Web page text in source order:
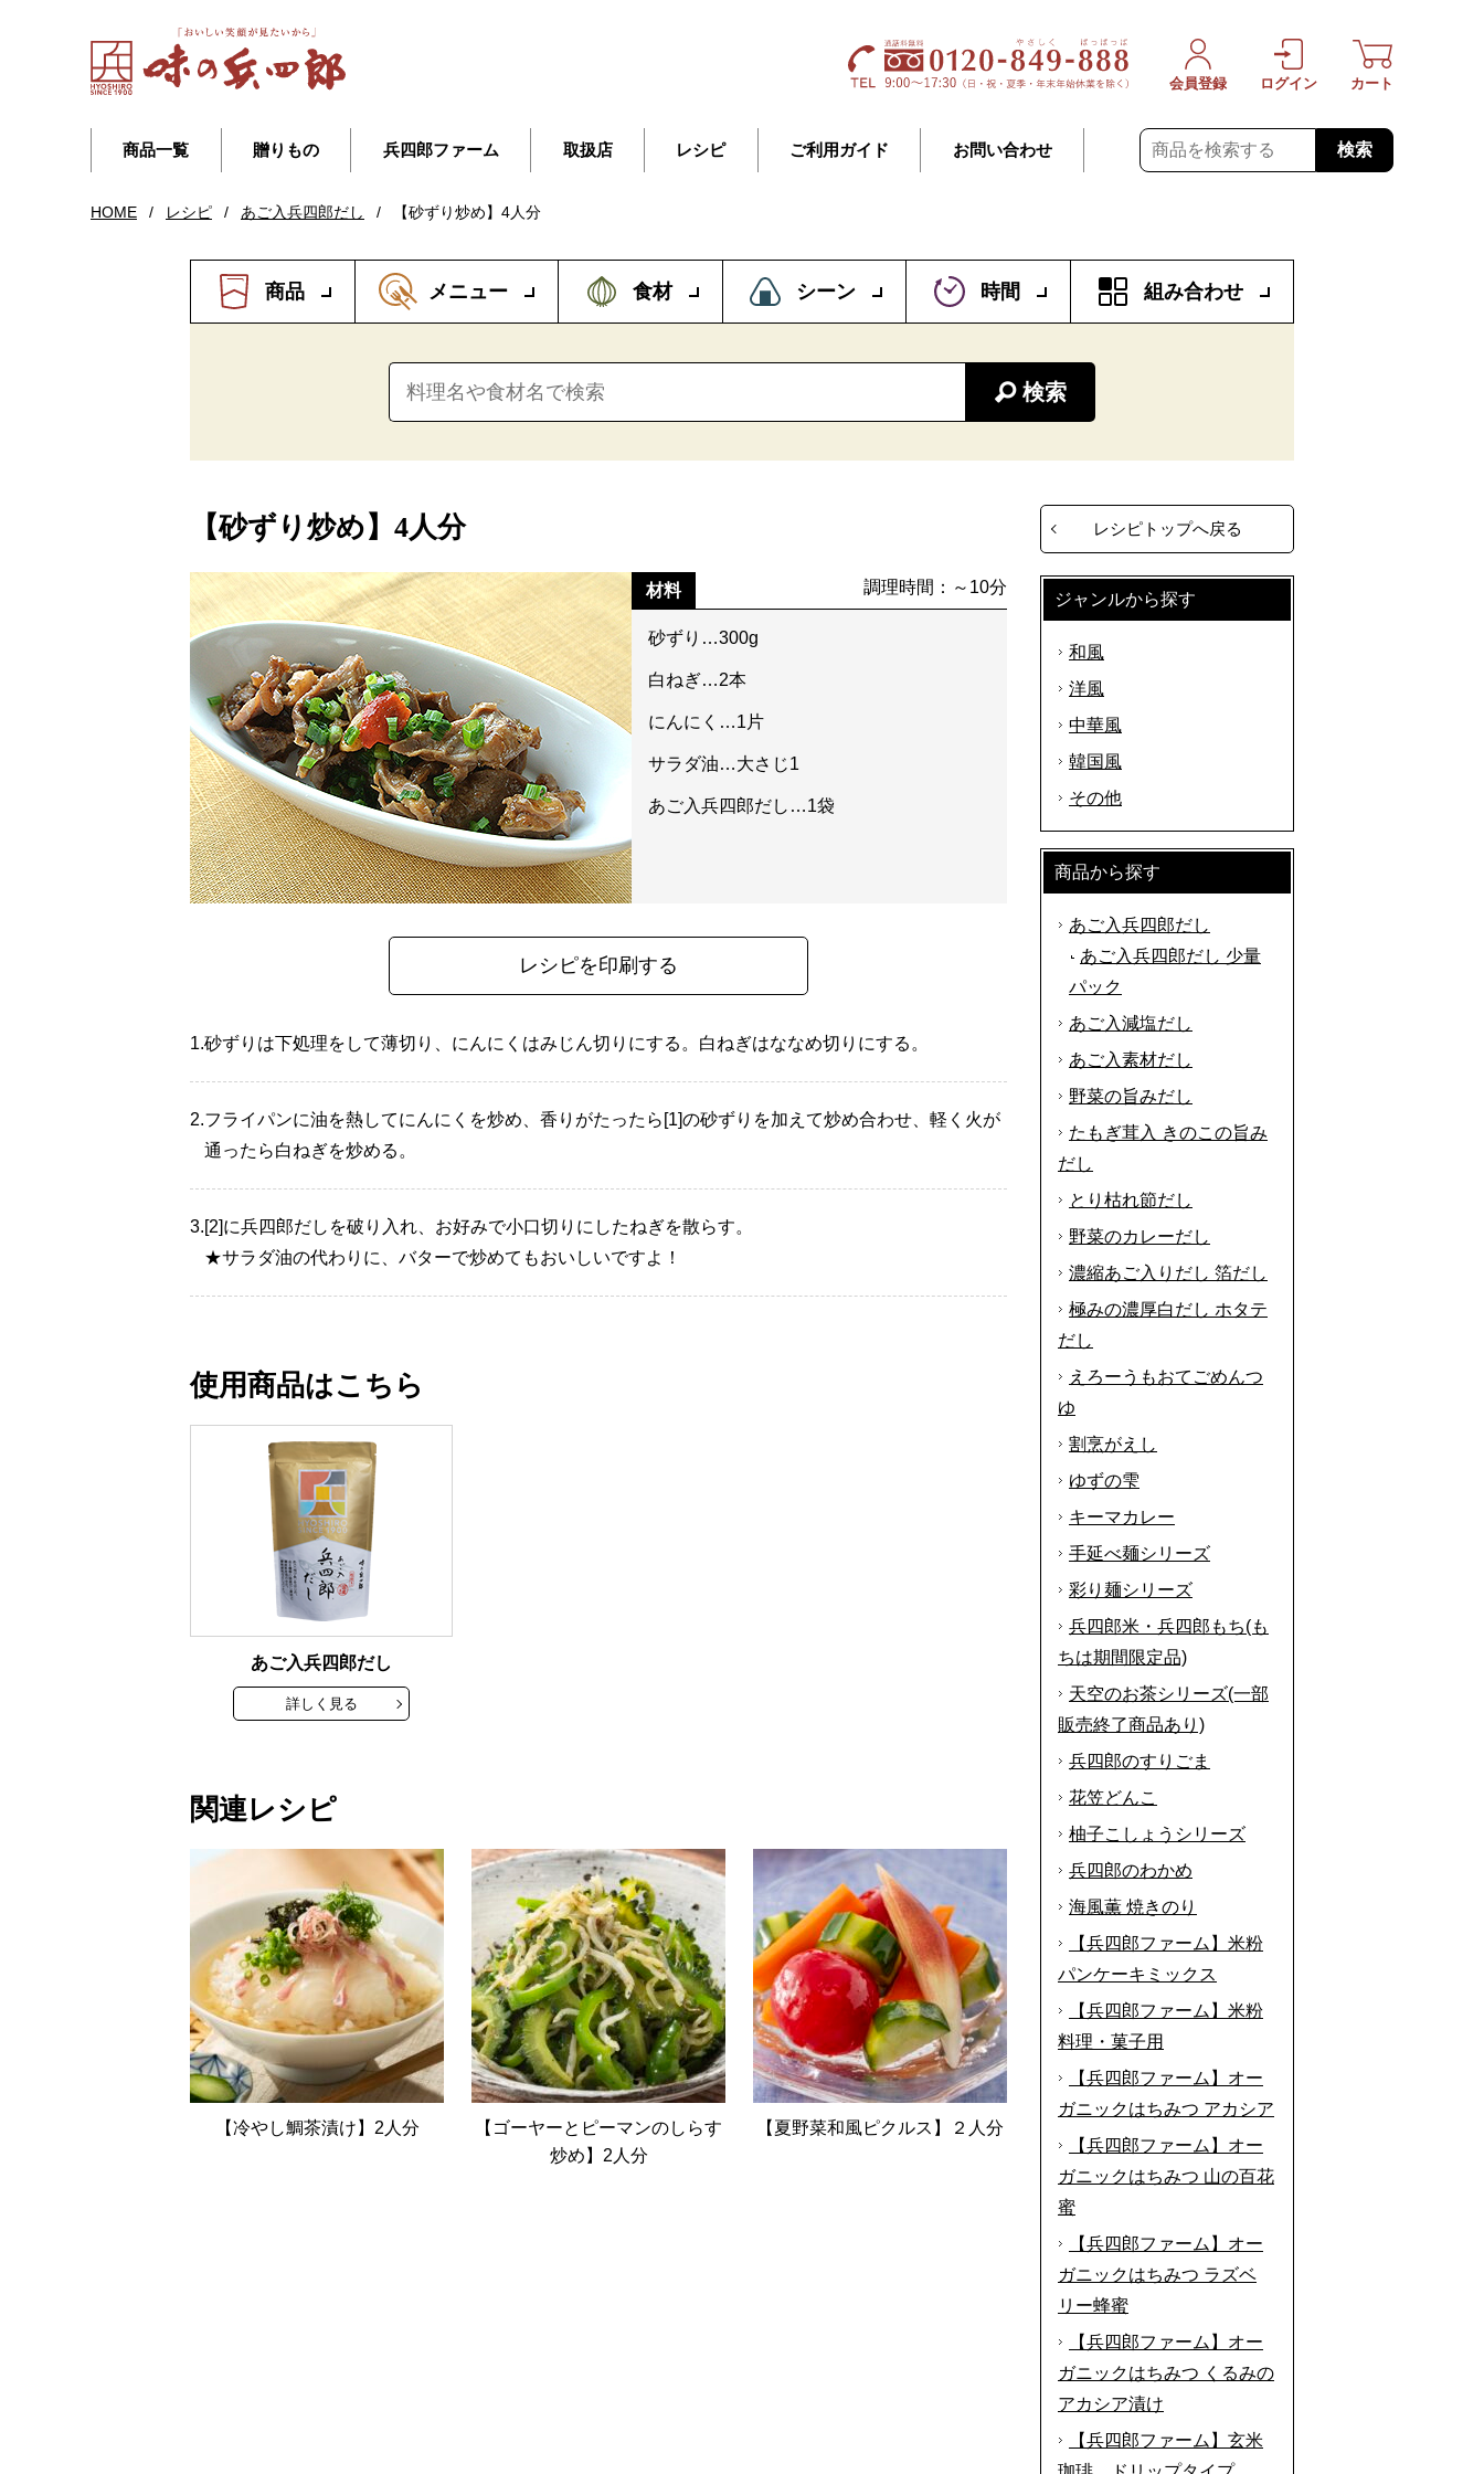
商品一覧 贈りもの 兵四郎ファーム 取扱店 レシピ ご利用ガイド お問い合わせ 検索
会員登録 ログイン カート
HOME / レシピ / あご入兵四郎だし / 【砂ずり炒め】4人分
商品 メニュー 食材 シーン 時間 組み合わせ
検索
【砂ずり炒め】4人分
材料 調理時間：～10分
砂ずり…300g
白ねぎ…2本
にんにく…1片
サラダ油…大さじ1
あご入兵四郎だし…1袋
レシピを印刷する
1.砂ずりは下処理をして薄切り、にんにくはみじん切りにする。白ねぎはななめ切りにする。
2.フライパンに油を熱してにんにくを炒め、香りがたったら[1]の砂ずりを加えて炒め合わせ、軽く火が
通ったら白ねぎを炒める。
3.[2]に兵四郎だしを破り入れ、お好みで小口切りにしたねぎを散らす。
★サラダ油の代わりに、バターで炒めてもおいしいですよ！
使用商品はこちら
あご入兵四郎だし
詳しく見る
関連レシピ
【冷やし鯛茶漬け】2人分
【ゴーヤーとピーマンのしらす
炒め】2人分
【夏野菜和風ピクルス】２人分
レシピトップへ戻る
ジャンルから探す
和風
洋風
中華風
韓国風
その他
商品から探す
あご入兵四郎だし
あご入兵四郎だし 少量
パック
あご入減塩だし
あご入素材だし
野菜の旨みだし
たもぎ茸入 きのこの旨み
だし
とり枯れ節だし
野菜のカレーだし
濃縮あご入りだし 箔だし
極みの濃厚白だし ホタテ
だし
えろーうもおてごめんつ
ゆ
割烹がえし
ゆずの雫
キーマカレー
手延べ麺シリーズ
彩り麺シリーズ
兵四郎米・兵四郎もち(も
ちは期間限定品)
天空のお茶シリーズ(一部
販売終了商品あり)
兵四郎のすりごま
花笠どんこ
柚子こしょうシリーズ
兵四郎のわかめ
海風薫 焼きのり
【兵四郎ファーム】米粉
パンケーキミックス
【兵四郎ファーム】米粉
料理・菓子用
【兵四郎ファーム】オー
ガニックはちみつ アカシア
【兵四郎ファーム】オー
ガニックはちみつ 山の百花
蜜
【兵四郎ファーム】オー
ガニックはちみつ ラズベ
リー蜂蜜
【兵四郎ファーム】オー
ガニックはちみつ くるみの
アカシア漬け
【兵四郎ファーム】玄米